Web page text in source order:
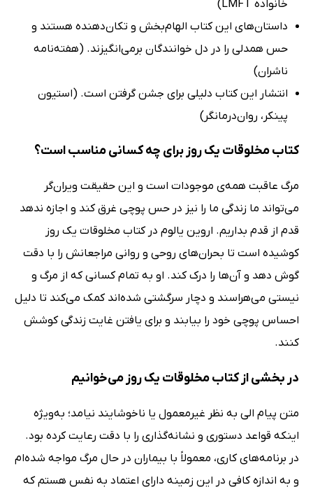
خانواده LMFT)
داستان‌های این کتاب الهام‌بخش و تکان‌دهنده هستند و
حس همدلی را در دل خوانندگان برمی‌انگیزند. (هفته‌نامه
ناشران)
انتشار این کتاب دلیلی برای جشن گرفتن است. (استیون
پینکر، روان‌درمانگر)
کتاب مخلوقات یک روز برای چه کسانی مناسب است؟
مرگ عاقبت همه‌ی موجودات است و این حقیقت ویران‌گر
می‌تواند ما زندگی ما را نیز در حس پوچی غرق کند و اجازه ندهد
قدم از قدم بداریم. اروین یالوم در کتاب مخلوقات یک روز
کوشیده است تا بحران‌های روحی و روانی مراجعانش را با دقت
گوش دهد و آن‌ها را درک کند. او به تمام کسانی که از مرگ و
نیستی می‌هراسند و دچار سرگشتی شده‌اند کمک می‌کند تا دلیل
احساس پوچی خود را بیابند و برای یافتن غایت زندگی کوشش
کنند.
در بخشی از کتاب مخلوقات یک روز می‌خوانیم
متن پیام الى به نظر غیرمعمول یا ناخوشایند نیامد؛ به‌ویژه
اینکه قواعد دستورى و نشانه‌گذارى را با دقت رعایت کرده بود.
در برنامه‌هاى کارى، معمولاً با بیماران در حال مرگ مواجه شده‌ام
و به اندازه کافى در این زمینه داراى اعتماد به نفس هستم که